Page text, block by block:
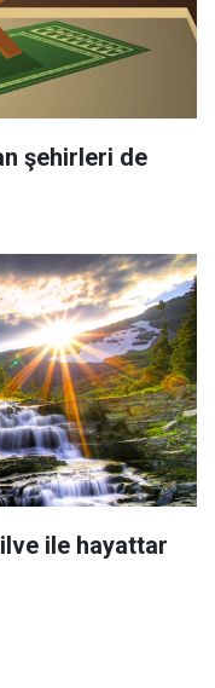
şehirleri de
ile hayattar